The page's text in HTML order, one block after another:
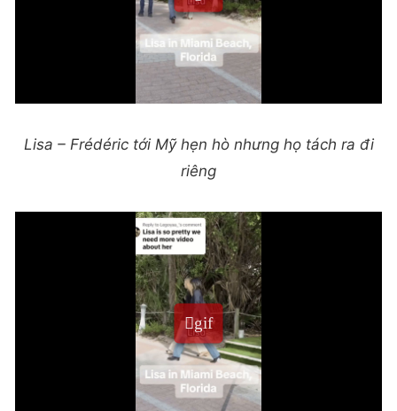
Lisa – Frédéric tới Mỹ hẹn hò nhưng họ tách ra đi
riêng